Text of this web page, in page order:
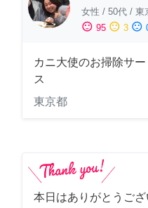
女性 / 50代 / 東
sentiment_satisfied 95 sentiment_neutral 3 sentiment_dissatisfied
カニ大使のお掃除サ
ス
東京都
本日はありがとうご